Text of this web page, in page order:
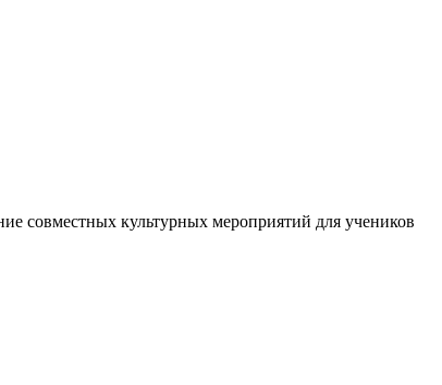
совместных культурных мероприятий для учеников